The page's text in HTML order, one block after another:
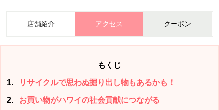
店舗紹介 アクセス クーポン
もくじ
1 リサイクルで思わぬ掘り出し物もあるかも！
2 お買い物がハワイの社会貢献につながる